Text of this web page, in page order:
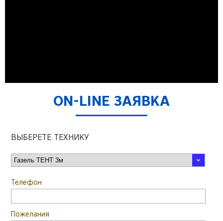
ON-LINE ЗАЯВКА
ВЫБЕРЕТЕ ТЕХНИКУ
Телефон
Пожелания